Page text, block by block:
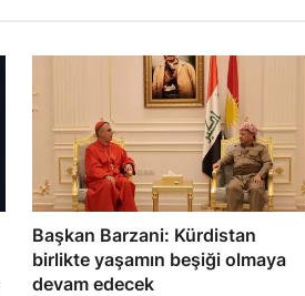
Başkan Barzani: Kürdistan
birlikte yaşamın beşiği olmaya
devam edecek